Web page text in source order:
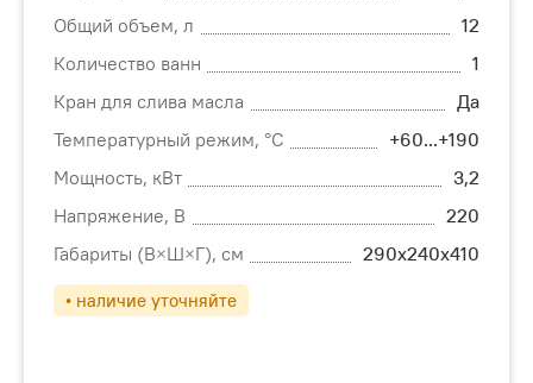
Общий объем, л
12
Количество ванн
1
Кран для слива масла
Да
Температурный режим, °С
+60...+190
Мощность, кВт
3,2
Напряжение, В
220
Габариты (В×Ш×Г), см
290х240х410
• наличие уточняйте